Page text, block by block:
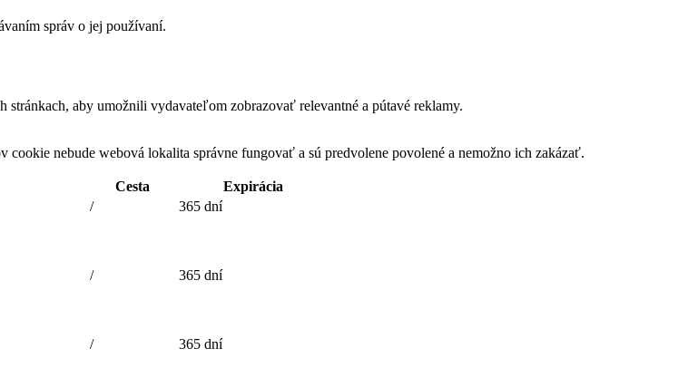
správ o jej používaní.
aby umožnili vydavateľom zobrazovať relevantné a pútavé reklamy.
nebude webová lokalita správne fungovať a sú predvolene povolené a nemožno ich zakázať.
Cesta
Expirácia
/ 365 dní
/ 365 dní
/ 365 dní